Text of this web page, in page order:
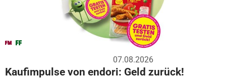
07.08.2026
Kaufimpulse von endori: Geld zurück!